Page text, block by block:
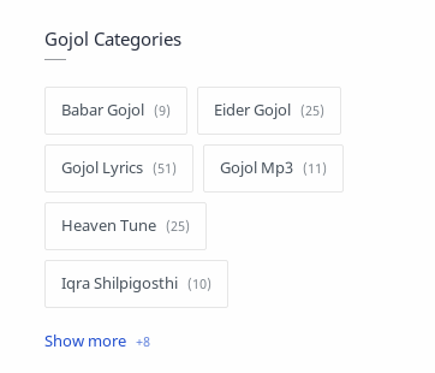
Gojol Categories
Babar Gojol Eider Gojol
Gojol Lyrics Gojol Mp3
Heaven Tune
Iqra Shilpigosthi
Islamic Story